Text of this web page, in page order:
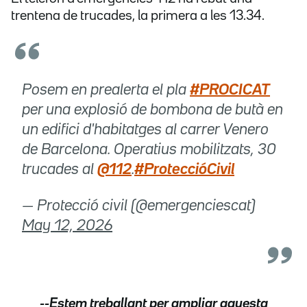
trentena de trucades, la primera a les 13.34.
Posem en prealerta el pla #PROCICAT
per una explosió de bombona de butà en
un edifici d'habitatges al carrer Venero
de Barcelona. Operatius mobilitzats, 30
trucades al @112.#ProteccióCivil
— Protecció civil (@emergenciescat)
May 12, 2026
--Estem treballant per ampliar aquesta